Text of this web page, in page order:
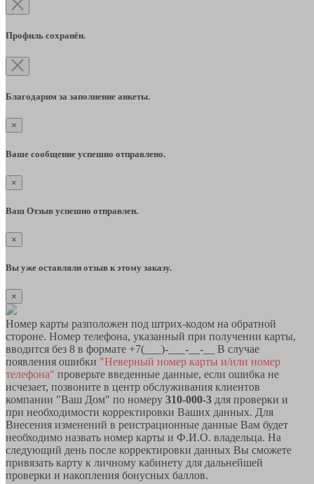
Профиль сохранён.
Благодарим за заполнение анкеты.
×
Ваше сообщение успешно отправлено.
×
Ваш Отзыв успешно отправлен.
×
Вы уже оставляли отзыв к этому заказу.
×
Номер карты разположен под штрих-кодом на обратной
стороне. Номер телефона, указанный при получении карты,
вводится без 8 в формате +7(___)-___-__-__ В случае
появления ошибки "Неверный номер карты и/или номер
телефона" проверьте введенные данные, если ошибка не
исчезает, позвоните в центр обслуживания клиентов
компании "Ваш Дом" по номеру 310-000-3 для проверки и
при необходимости корректировки Ваших данных. Для
Внесения изменений в реистрационные данные Вам будет
необходимо назвать номер карты и Ф.И.О. владельца. На
следующий день после корректировки данных Вы сможете
привязать карту к личному кабинету для дальнейшей
проверки и накопления бонусных баллов.